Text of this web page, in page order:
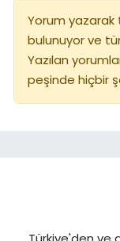
Yorum yazarak
bulunuyor ve
Yazılan
peşinde hiçbir